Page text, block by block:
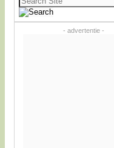
naar:
- advertentie -